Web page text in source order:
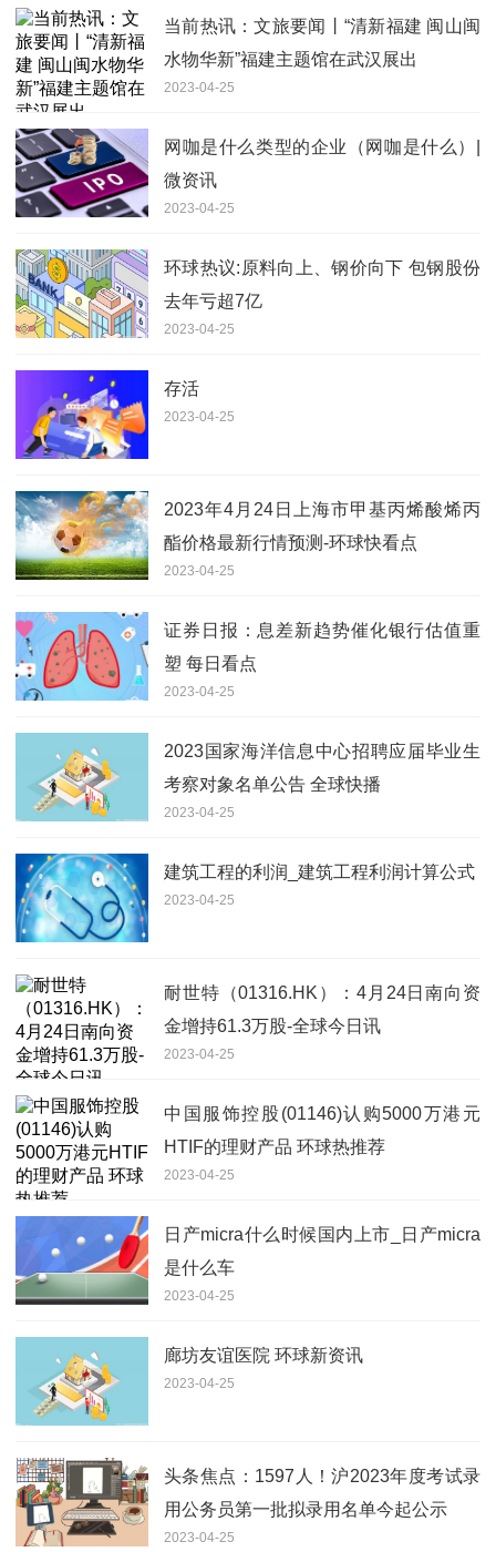
当前热讯：文旅要闻丨“清新福建 闽山闽
水物华新”福建主题馆在武汉展出
2023-04-25
网咖是什么类型的企业（网咖是什么）|
微资讯
2023-04-25
环球热议:原料向上、钢价向下 包钢股份
去年亏超7亿
2023-04-25
存活
2023-04-25
2023年4月24日上海市甲基丙烯酸烯丙
酯价格最新行情预测-环球快看点
2023-04-25
证券日报：息差新趋势催化银行估值重
塑 每日看点
2023-04-25
2023国家海洋信息中心招聘应届毕业生
考察对象名单公告 全球快播
2023-04-25
建筑工程的利润_建筑工程利润计算公式
2023-04-25
耐世特（01316.HK）：4月24日南向资
金增持61.3万股-全球今日讯
2023-04-25
中国服饰控股(01146)认购5000万港元
HTIF的理财产品 环球热推荐
2023-04-25
日产micra什么时候国内上市_日产micra
是什么车
2023-04-25
廊坊友谊医院 环球新资讯
2023-04-25
头条焦点：1597人！沪2023年度考试录
用公务员第一批拟录用名单今起公示
2023-04-25